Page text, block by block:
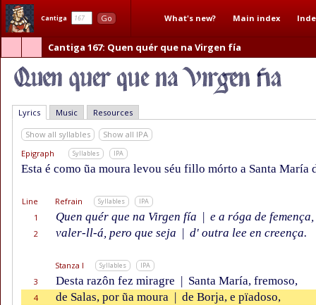
Cantiga Go What's new? Main index
Cantiga 167: Quen quér que na Virgen fía
Lyrics Music Resources
Show all syllables
Show all IPA
Epigraph
Syllables IPA
Esta é como ũa moura levou séu fillo mórto a Santa María
Line Refrain Syllables IPA
1 Quen quér que na Virgen fía | e a róga de femença,
2 valer-ll-á, pero que seja | d' outra lee en creença.
Stanza I Syllables IPA
3 Desta razôn fez miragre | Santa María, fremoso,
4 de Salas, por ũa moura | de Borja, e pïadoso,